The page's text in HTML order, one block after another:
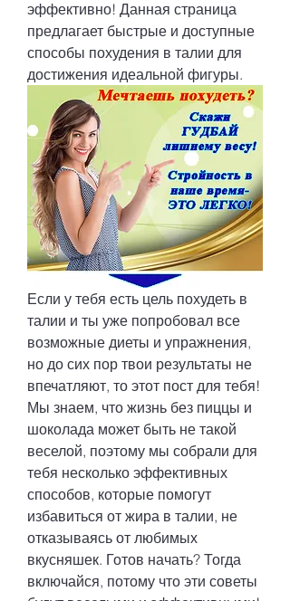
эффективно! Данная страница
предлагает быстрые и доступные
способы похудения в талии для
достижения идеальной фигуры.
Если у тебя есть цель похудеть в
талии и ты уже попробовал все
возможные диеты и упражнения,
но до сих пор твои результаты не
впечатляют, то этот пост для тебя!
Мы знаем, что жизнь без пиццы и
шоколада может быть не такой
веселой, поэтому мы собрали для
тебя несколько эффективных
способов, которые помогут
избавиться от жира в талии, не
отказываясь от любимых
вкусняшек. Готов начать? Тогда
включайся, потому что эти советы